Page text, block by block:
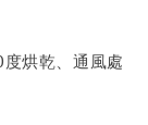
烘乾、通風處